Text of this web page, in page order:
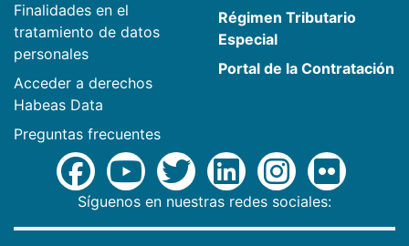
Finalidades en el
tratamiento de datos
personales
Acceder a derechos
Habeas Data
Preguntas frecuentes
Régimen Tributario
Especial
Portal de la Contratación
Síguenos en nuestras redes sociales: